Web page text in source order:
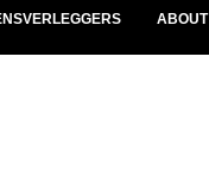
ABOUT